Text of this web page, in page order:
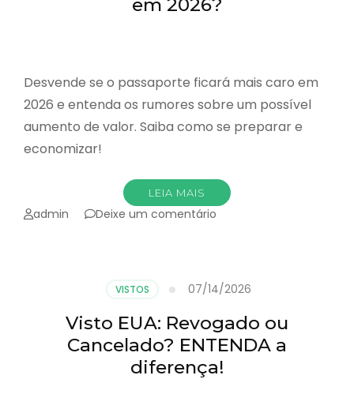
em 2026?
Desvende se o passaporte ficará mais caro em
2026 e entenda os rumores sobre um possível
aumento de valor. Saiba como se preparar e
economizar!
LEIA MAIS
admin Deixe um comentário
em
2026?
VISTOS 07/14/2026
Visto EUA: Revogado ou
Cancelado? ENTENDA a
diferença!